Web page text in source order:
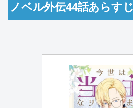
ノベル外伝44話あらすじ